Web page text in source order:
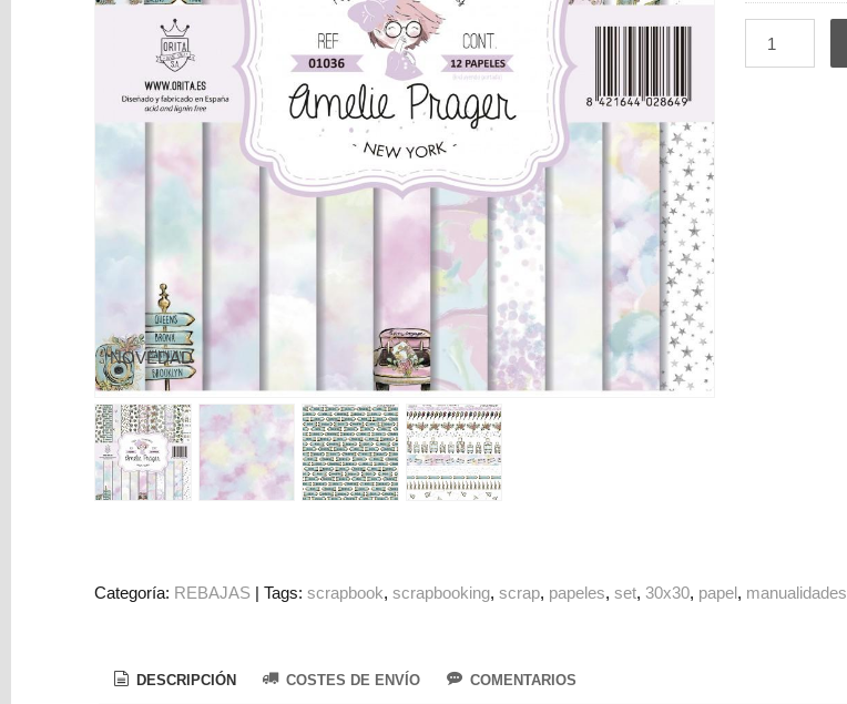
NAVIDAD
Scrapbooking
Colorantes
Tarjeta
Regalo
Figuras
3D
NOVEDAD
Categoría: REBAJAS |Tags:scrapbook scrapbooking scrap papeles set 30x30 papel manualidades
DESCRIPCIÓN COSTES DE ENVÍO COMENTARIOS